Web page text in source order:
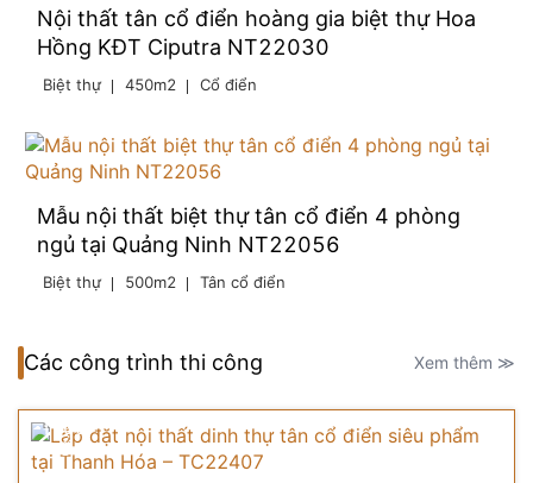
Nội thất tân cổ điển hoàng gia biệt thự Hoa
Hồng KĐT Ciputra NT22030
Biệt thự 450m2 Cổ điển
Mẫu nội thất biệt thự tân cổ điển 4 phòng
ngủ tại Quảng Ninh NT22056
Biệt thự 500m2 Tân cổ điển
Các công trình thi công Xem thêm ≫